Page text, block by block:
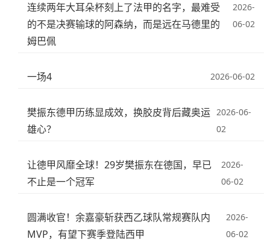
连续两年大耳朵杯刻上了法甲的名字，最难受
的不是决赛输球的阿森纳，而是远在马德里的
姆巴佩
2026-
06-02
一场4 2026-06-02
樊振东德甲历练显成效，换胶皮背后藏奥运
雄心？
2026-06-
02
让德甲风靡全球！29岁樊振东在德国，早已
不止是一个冠军
2026-
06-02
圆满收官！余嘉豪斩获西乙球队常规赛队内
MVP，有望下赛季登陆西甲
2026-
06-02